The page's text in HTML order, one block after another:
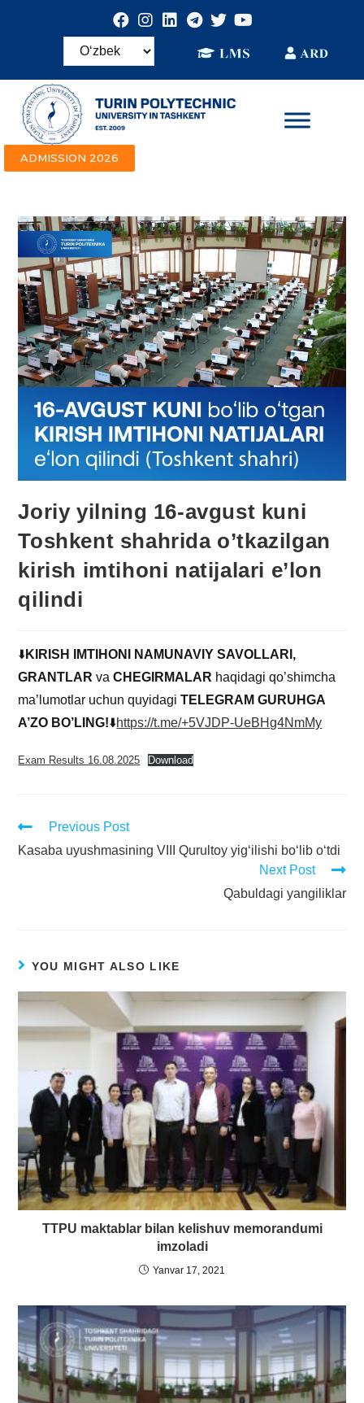
ADMISSION 2026
Joriy yilning 16-avgust kuni
Toshkent shahrida o’tkazilgan
kirish imtihoni natijalari e’lon
qilindi
⬇️KIRISH IMTIHONI NAMUNAVIY SAVOLLARI,
GRANTLAR vaCHEGIRMALAR haqidagi qo’shimcha
ma’lumotlar uchun quyidagiTELEGRAM GURUHGA
A’ZO BO’LING!⬇️https://t.me/+5VJDP-UeBHg4NmMy
Exam Results 16.08.2025 Download
Previous Post
Kasaba uyushmasining VIII Qurultoy yig‘ilishi bo‘lib o‘tdi
Next Post
Qabuldagi yangiliklar
YOU MIGHT ALSO LIKE
TTPU maktablar bilan kelishuv memorandumi
imzoladi
Yanvar 17, 2021